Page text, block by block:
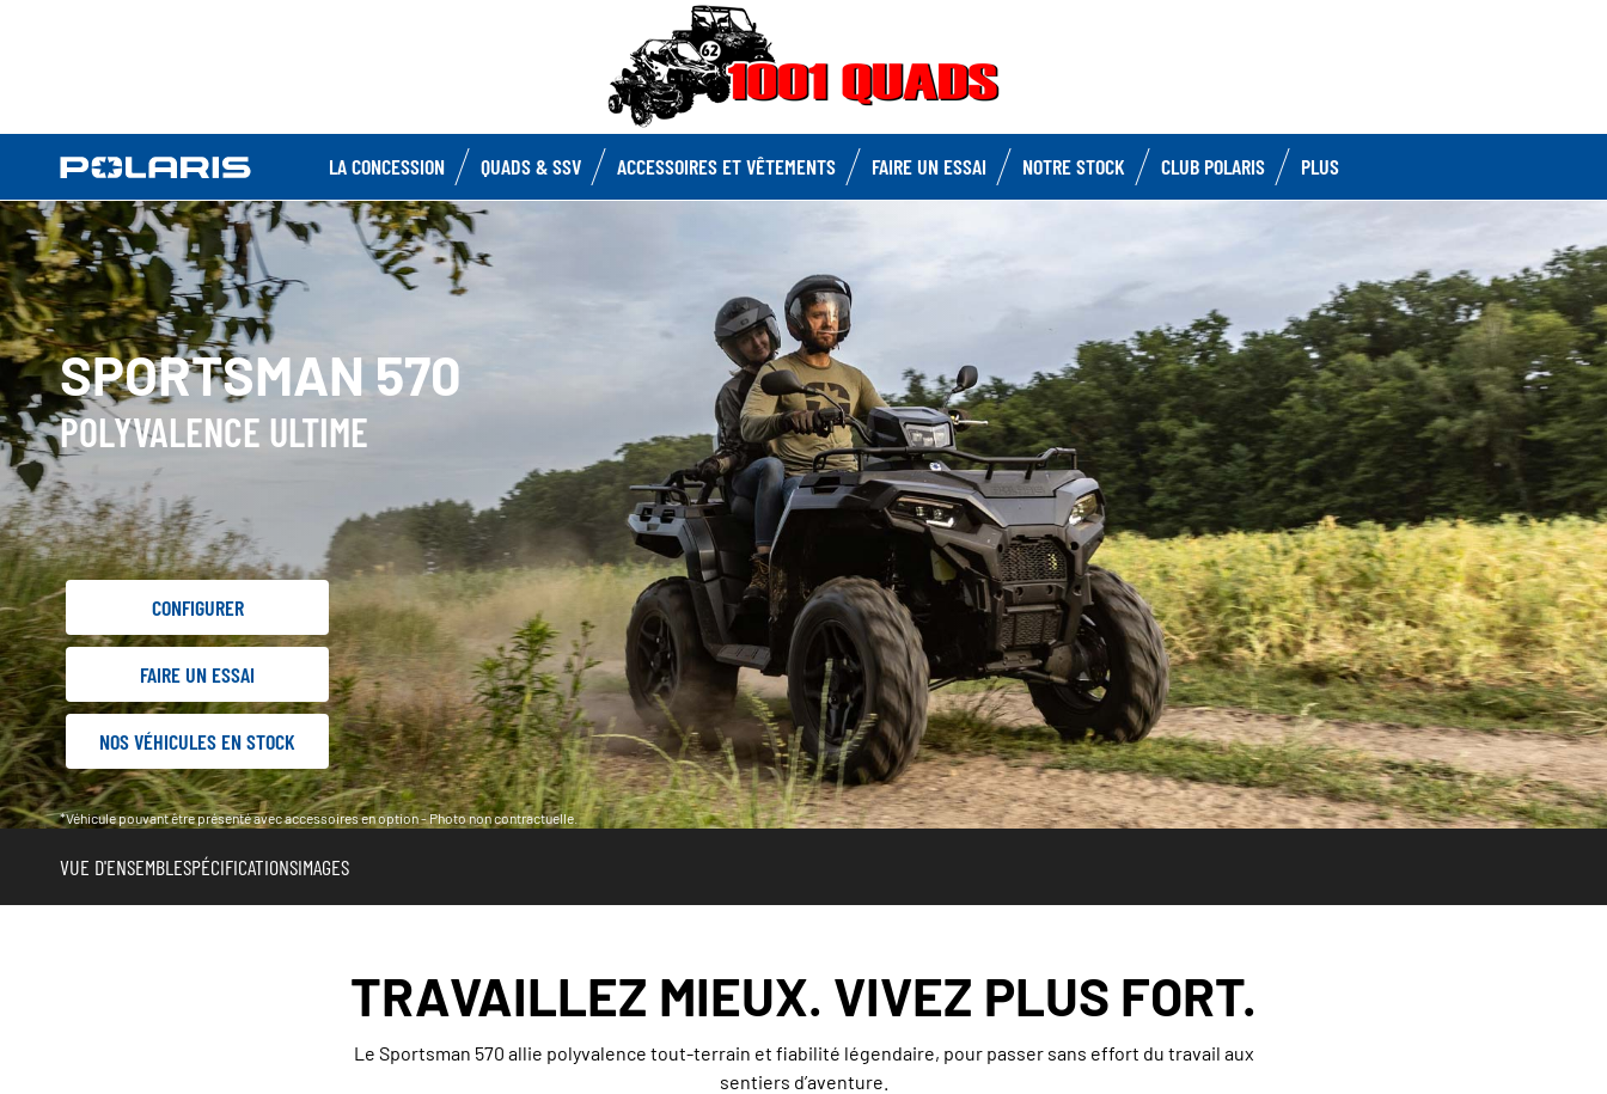
LA CONCESSION QUADS & SSV ACCESSOIRES ET VÊTEMENTS FAIRE UN ESSAI NOTRE STOCK CLUB POLARIS PLUS
SPORTSMAN 570
POLYVALENCE ULTIME
CONFIGURER
FAIRE UN ESSAI
NOS VÉHICULES EN STOCK
*Véhicule pouvant être présenté avec accessoires en option - Photo non contractuelle.
VUE D'ENSEMBLESPÉCIFICATIONSIMAGES
TRAVAILLEZ MIEUX. VIVEZ PLUS FORT.
Le Sportsman 570 allie polyvalence tout-terrain et fiabilité légendaire, pour passer sans effort du travail aux
sentiers d’aventure.